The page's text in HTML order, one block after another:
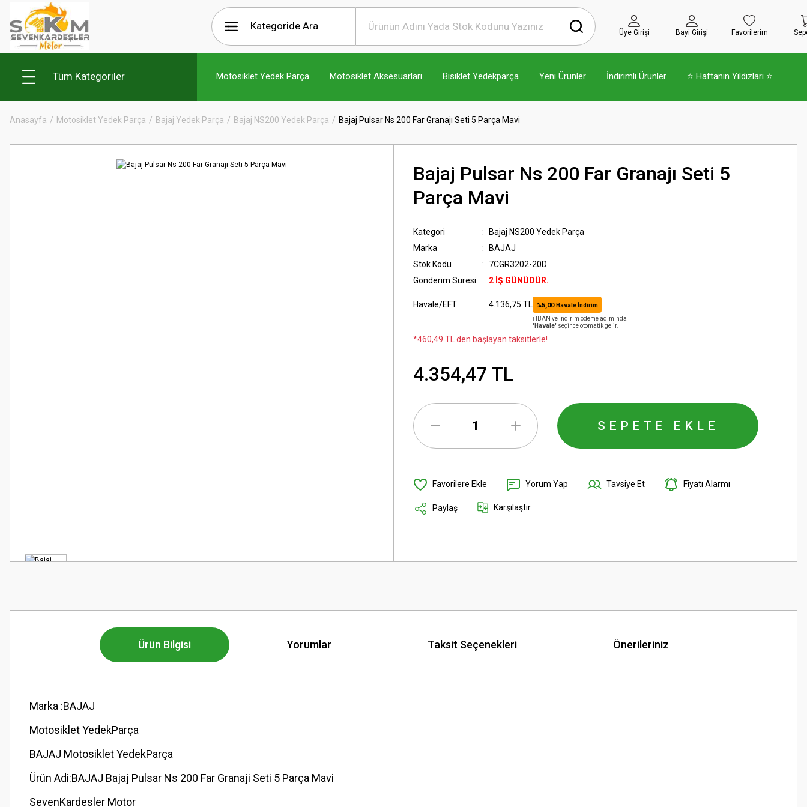
Üye Girişi Bayi Girişi Favorilerim
Tüm Kategoriler Motosiklet Yedek Parça Motosiklet Aksesuarları Bisiklet Yedekparça Yeni Ürünler İndirimli Ürünler ⭐ Haftanın Yıldızları ⭐
Anasayfa Motosiklet Yedek Parça Bajaj Yedek Parça Bajaj NS200 Yedek Parça Bajaj Pulsar Ns 200 Far Granajı Seti 5 Parça Mavi
Bajaj Pulsar Ns 200 Far Granajı Seti 5
Parça Mavi
Kategori
Bajaj NS200 Yedek Parça
Marka
BAJAJ
Stok Kodu
7CGR3202-20D
Gönderim Süresi
2 İŞ GÜNÜDÜR.
Havale/EFT 4.136,75 TL %5,00 Havale İndirim
ℹ️ IBAN ve indirim ödeme adımında
'Havale' seçince otomatik gelir.
*460,49 TL den başlayan taksitlerle!
4.354,47 TL
SEPETE EKLE
Yorum Yap Tavsiye Et Fiyatı Alarmı
Paylaş Karşılaştır
Ürün Bilgisi Yorumlar Taksit Seçenekleri Önerileriniz
Marka :BAJAJ
Motosiklet YedekParça
BAJAJ Motosiklet YedekParça
Ürün Adi:BAJAJ Bajaj Pulsar Ns 200 Far Granaji Seti 5 Parça Mavi
SevenKardesler Motor